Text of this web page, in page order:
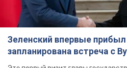
Зеленский впервые
запланирована встреча с